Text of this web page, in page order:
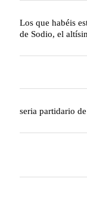
Los que habéis
de Sodio, el
seria partidario